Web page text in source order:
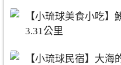
【小琉球美食小吃
3.31公里
【小琉球民宿】大海